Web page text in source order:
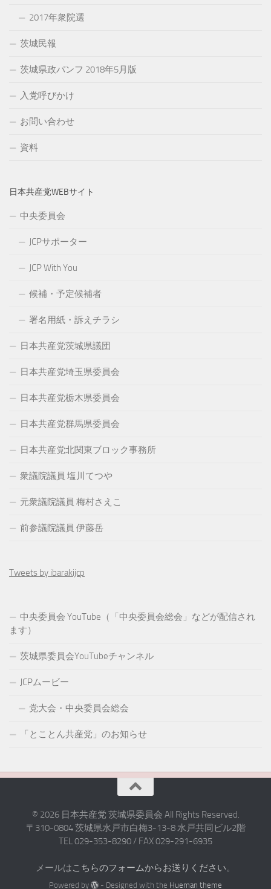
2017年衆院選
茨城民報
茨城県政パンフ 2018年5月版
入党呼びかけ
お問い合わせ
資料
日本共産党WEBサイト
中央委員会
JCPサポーター
JCP With You
候補・予定候補者
署名用紙・訴えチラシ
日本共産党茨城県議団
日本共産党埼玉県委員会
日本共産党栃木県委員会
日本共産党群馬県委員会
日本共産党北関東ブロック事務所
衆議院議員 塩川てつや
元衆議院議員 梅村さえこ
前参議院議員 伊藤岳
Tweets by ibarakijcp
中央委員会 YouTube（「中央委員会総会」などが配信され
ます）
茨城県委員会YouTubeチャンネル
JCPムービー
党大会・中央委員会総会
「とことん共産党」のお知らせ
© 2026 日本共産党 茨城県委員会 All Rights Reserved.
〒310-0804 茨城県水戸市白梅3-13-8 水戸共同ビル2階
TEL 029-353-8290 / FAX 029-291-6935
メールはこちらのフォームからお送りください。
Powered by - Designed with the Hueman theme